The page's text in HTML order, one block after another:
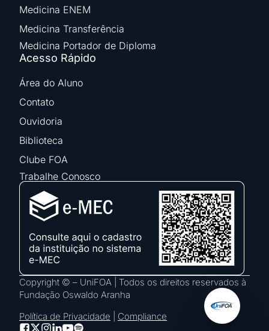
Medicina ENEM
Medicina Transferência
Medicina Portador de Diploma
Acesso Rápido
Área do Aluno
Contato
Ouvidoria
Biblioteca
Clube FOA
Trabalhe Conosco
Copyright © – UniFOA | Todos os direitos reservados à
Fundação Oswaldo Aranha
Política de Privacidade
Compliance